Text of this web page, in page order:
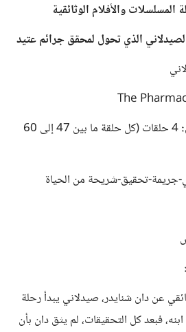
الذي تحول لمحقق جرائم عتيد
The
4 حلقات (كل حلقة ما بين 47 إلى 60
جريمة-تحقيق-شريحة من الحياة
عن دان شنايدر، صيدلاني يبدأ رحلة
فبعد كل التحقيقات، لم يثق دان بأن